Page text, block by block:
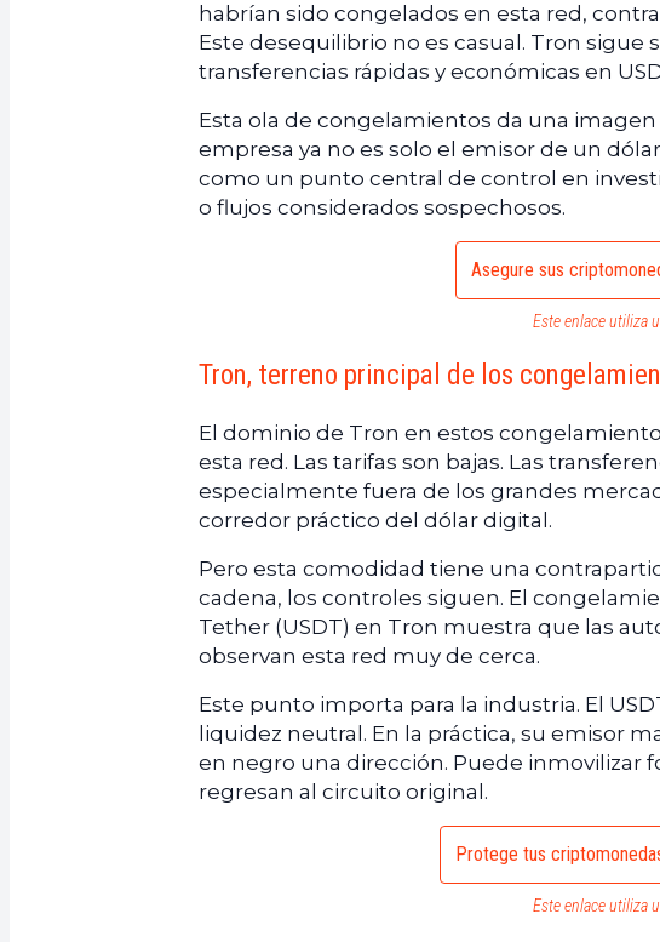
habrían sido congelados en esta red,
Este desequilibrio no es casual. Tron sigue
transferencias rápidas y económicas en
Esta ola de congelamientos da una
empresa ya no es solo el emisor de un
como un punto central de control en
o flujos considerados sospechosos.
Asegure sus
Este enlace utiliza
Tron, terreno principal de los
El dominio de Tron en estos
esta red. Las tarifas son bajas. Las
especialmente fuera de los grandes
corredor práctico del dólar digital.
Pero esta comodidad tiene una
cadena, los controles siguen. El
Tether (USDT) en Tron muestra que las
observan esta red muy de cerca.
Este punto importa para la industria. El
liquidez neutral. En la práctica, su emisor
en negro una dirección. Puede inmovilizar
regresan al circuito original.
Protege tus
Este enlace utiliza